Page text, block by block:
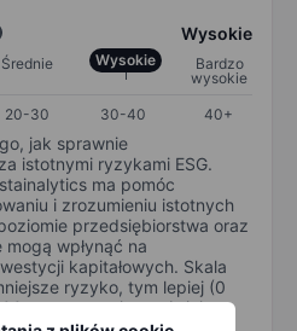
Wysokie
Średnie Wysokie
Bardzo
wysokie
20-30 30-40 40+
jak sprawnie
istotnymi ryzykami ESG.
ma pomóc
i zrozumieniu istotnych
przedsiębiorstwa oraz
wpłynąć na
kapitałowych. Skala
ryzyko, tym lepiej (0
oznacza najpoważniejsze